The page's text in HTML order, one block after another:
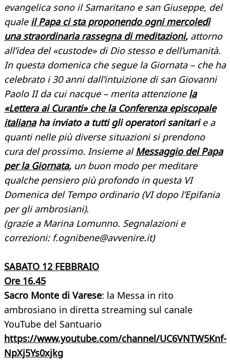
evangelica sono il Samaritano e san Giuseppe, del
quale il Papa ci sta proponendo ogni mercoledì
una straordinaria rassegna di meditazioni, attorno
all’idea del «custode» di Dio stesso e dell’umanità.
In questa domenica che segue la Giornata – che ha
celebrato i 30 anni dall’intuizione di san Giovanni
Paolo II da cui nacque – merita attenzione la
«Lettera ai Curanti» che la Conferenza episcopale
italianaha inviato a tutti gli operatori sanitari e a
quanti nelle più diverse situazioni si prendono
cura del prossimo. Insieme al Messaggio del Papa
per la Giornata, un buon modo per meditare
qualche pensiero più profondo in questa VI
Domenica del Tempo ordinario (VI dopo l’Epifania
per gli ambrosiani).
(grazie a Marina Lomunno. Segnalazioni e
correzioni: f.ognibene@avvenire.it)
SABATO 12 FEBBRAIO
Ore 16.45
Sacro Monte di Varese: la Messa in rito
ambrosiano in diretta streaming sul canale
YouTube del Santuario
https://www.youtube.com/channel/UC6VNTW5Knf-
NpXj5Ys0xjkg